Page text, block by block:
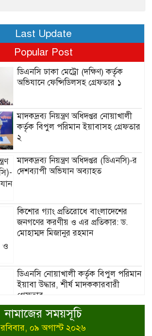
Last Update
Popular Post
ডিএনসি ঢাকা মেট্রো (দক্ষিণ) কর্তৃক
অভিযানে ফেন্সিডিলসহ গ্রেফতার ১
মাদকদ্রব্য নিয়ন্ত্রণ অধিদপ্তর নোয়াখালী
কর্তৃক বিপুল পরিমান ইয়াবাসহ গ্রেফতার
২
মাদকদ্রব্য নিয়ন্ত্রণ অধিদপ্তর (ডিএনসি)-র
দেশব্যাপী অভিযান অব্যাহত
কিশোর গ্যাং প্রতিরোধে বাংলাদেশের
জনগণের করণীয় ও এর প্রতিকার: ড.
মোহাম্মদ মিজানুর রহমান
ডিএনসি নোয়াখালী কর্তৃক বিপুল পরিমান
ইয়াবা উদ্ধার, শীর্ষ মাদককারবারী
গ্রেফতার
নামাজের সময়সূচি
রবিবার, ০৯ অগাস্ট ২০২৬